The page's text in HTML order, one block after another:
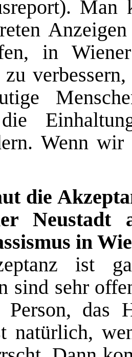
in
zu
Wenn
die
Neustadt
in
ist
sind sehr
Person, das
natürlich,